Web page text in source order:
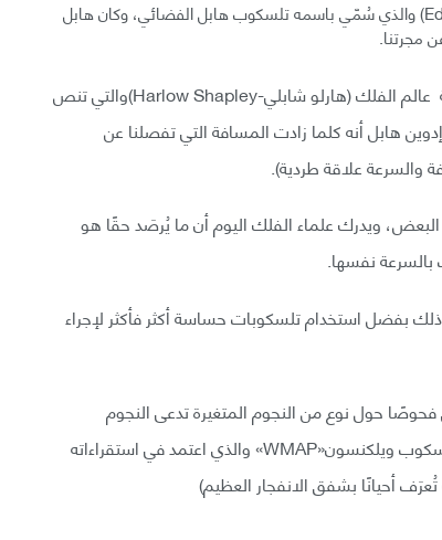
اُقترِحَ ثابت هابل للمرة الأولى من قِبَل (إدوين هابل – Edwin Hubble) والذي سُمّي باسمه تلسكوب هابل الفضائي، وكان هابل
مجرتنا.
تشير وكالة ناسا إلى أنه في العام 1929 وبالاعتماد على ملاحظة عالم الفلك (هارلو شابلي-Harlow Shapley)والتي تنص
هابل أنه كلما زادت المسافة التي تفصلنا عن
والسرعة علاقة طردية).
ويدرك علماء الفلك اليوم أن ما يُرصَد حقًا هو
نفسها.
بفضل استخدام تلسكوبات حساسة أكثر فأكثر لإجراء
حول نوع من النجوم المتغيرة تدعى النجوم
(المتغيرة القيفاويّة - Cepheid Variable) كما تتضمن أيضًا تلسكوب ويلكنسون«WMAP» والذي اعتمد في استقراءاته
أحيانًا بشفق الانفجار العظيم)